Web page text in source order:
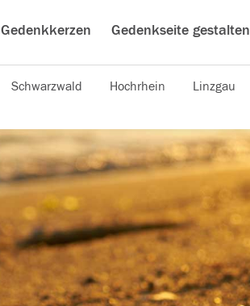
Gedenkkerzen Gedenkseite gestalten
Schwarzwald Hochrhein Linzgau